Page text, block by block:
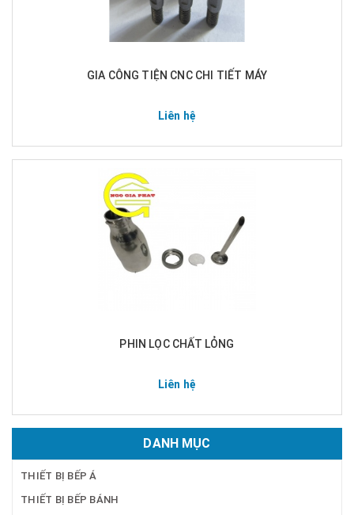
GIA CÔNG TIỆN CNC CHI TIẾT MÁY
Liên hệ
PHIN LỌC CHẤT LỎNG
Liên hệ
DANH MỤC
THIẾT BỊ BẾP Á
THIẾT BỊ BẾP BÁNH